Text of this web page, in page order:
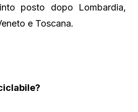
posto dopo Lombardia,
e Toscana.